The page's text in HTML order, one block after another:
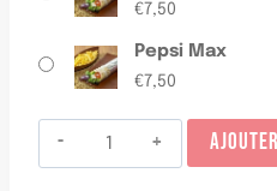
€7,50
Pepsi Max
€7,50
quantité
de